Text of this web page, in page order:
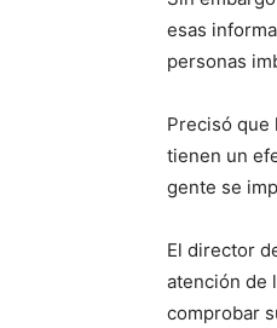
esas
personas
Precisó que
tienen un
gente se
El director
atención de
comprobar